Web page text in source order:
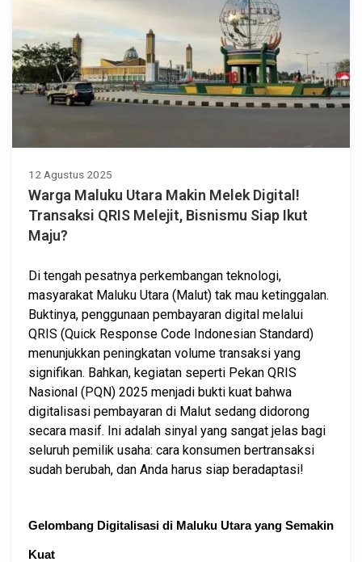
12 Agustus 2025
Warga Maluku Utara Makin Melek Digital!
Transaksi QRIS Melejit, Bisnismu Siap Ikut
Maju?
Di tengah pesatnya perkembangan teknologi,
masyarakat Maluku Utara (Malut) tak mau ketinggalan.
Buktinya, penggunaan pembayaran digital melalui
QRIS (Quick Response Code Indonesian Standard)
menunjukkan peningkatan volume transaksi yang
signifikan. Bahkan, kegiatan seperti Pekan QRIS
Nasional (PQN) 2025 menjadi bukti kuat bahwa
digitalisasi pembayaran di Malut sedang didorong
secara masif. Ini adalah sinyal yang sangat jelas bagi
seluruh pemilik usaha: cara konsumen bertransaksi
sudah berubah, dan Anda harus siap beradaptasi!
Gelombang Digitalisasi di Maluku Utara yang Semakin
Kuat